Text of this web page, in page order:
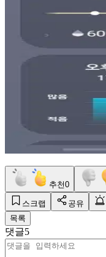
추천0
스크랩 공유
목록
댓글5